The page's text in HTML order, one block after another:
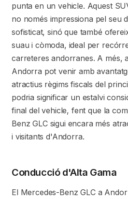
punta en un vehicle. Aquest
no només impressiona pel seu
sofisticat, sinó que també
suau i còmoda, ideal per
carreteres andorranes. A més,
Andorra pot venir amb
atractius règims fiscals del
podria significar un estalvi
final del vehicle, fent que la
Benz GLC sigui encara més
i visitants d'Andorra.
Conducció d'Alta Gama
El Mercedes-Benz GLC a